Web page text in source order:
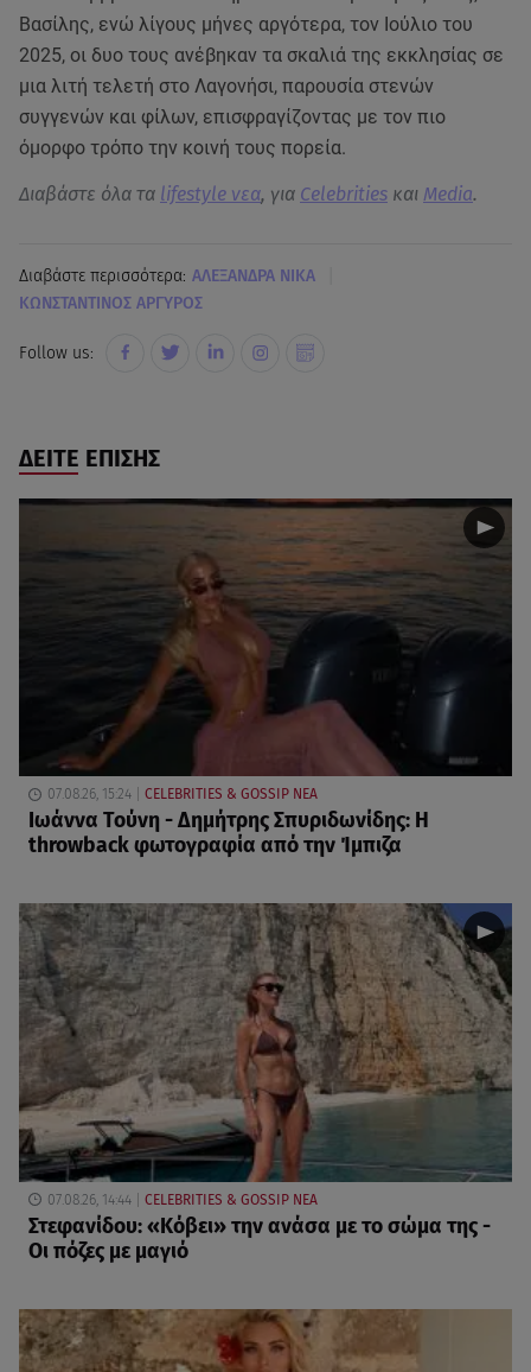
Βασίλης, ενώ λίγους μήνες αργότερα, τον Ιούλιο του
2025, οι δυο τους ανέβηκαν τα σκαλιά της εκκλησίας σε
μια λιτή τελετή στο Λαγονήσι, παρουσία στενών
συγγενών και φίλων, επισφραγίζοντας με τον πιο
όμορφο τρόπο την κοινή τους πορεία.
Διαβάστε όλα τα lifestyle νεα, για Celebrities και Media.
Διαβάστε περισσότερα: ΑΛΕΞΑΝΔΡΑ ΝΙΚΑ
ΚΩΝΣΤΑΝΤΙΝΟΣ ΑΡΓΥΡΟΣ
Follow us:
ΔΕΙΤΕ ΕΠΙΣΗΣ
07.08.26, 15:24 CELEBRITIES & GOSSIP ΝΕΑ
Ιωάννα Τούνη - Δημήτρης Σπυριδωνίδης: Η
throwback φωτογραφία από την Ίμπιζα
07.08.26, 14:44 CELEBRITIES & GOSSIP ΝΕΑ
Στεφανίδου: «Κόβει» την ανάσα με το σώμα της -
Οι πόζες με μαγιό